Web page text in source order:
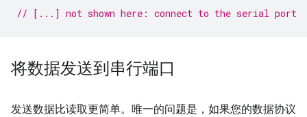
// [...] not shown here: connect to the serial port
将数据发送到串行端口
发送数据比读取更简单。唯一的问题是，如果您的数据协议